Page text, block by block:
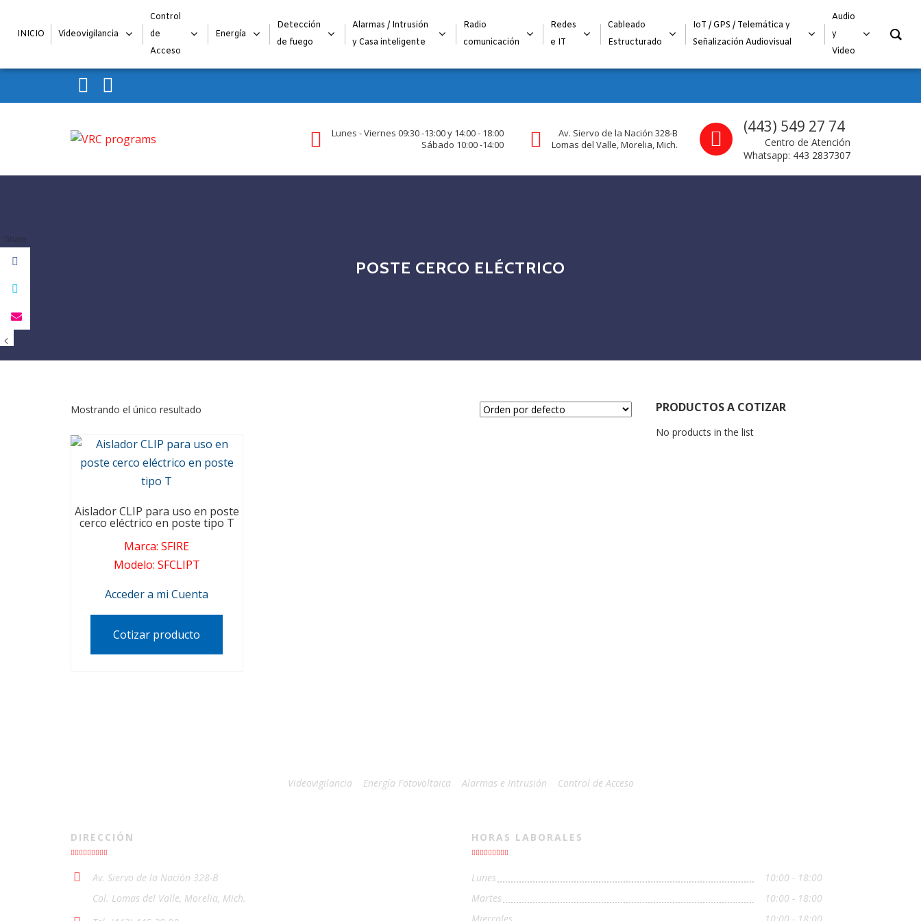
INICIO Videovigilancia
Control
de
Acceso
Energía
Detección
de fuego
Alarmas / Intrusión
y Casa inteligente
Radio
comunicación
Redes
e IT
Cableado
Estructurado
IoT / GPS / Telemática y
Señalización Audiovisual
Audio
y
Video
Skip to navigation
Call us
(443) 549 27 74
Centro de Atención
Whatsapp: 443 2837307
Av. Siervo de la Nación 328-B
Lomas del Valle, Morelia, Mich.
Lunes - Viernes 09:30 -13:00 y 14:00 - 18:00
Sábado 10:00 -14:00
POSTE CERCO ELÉCTRICO
Mostrando el único resultado
Aislador CLIP para uso en poste
cerco eléctrico en poste tipo T
Marca:SFIRE
Modelo: SFCLIPT
Acceder a mi Cuenta
Cotizar producto
PRODUCTOS A COTIZAR
No products in the list
Videovigilancia Energía Fotovoltaica Alarmas e Intrusión Control de Acceso
DIRECCIÓN
Av. Siervo de la Nación 328-B
Col. Lomas del Valle, Morelia, Mich.
HORAS LABORALES
Lunes
10:00 - 18:00
Martes
10:00 - 18:00
Share